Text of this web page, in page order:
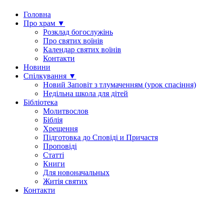
Головна
Про храм ▼
Розклад богослужінь
Про святих воїнів
Календар святих воїнів
Контакти
Новини
Спілкування ▼
Новий Заповіт з тлумаченням (урок спасіння)
Недільна школа для дітей
Бібліотека
Молитвослов
Біблія
Хрещення
Підготовка до Сповіді и Причастя
Проповіді
Статті
Книги
Для новоначальных
Житія святих
Контакти